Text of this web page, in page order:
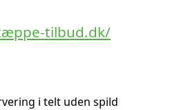
tilbud.dk/
i telt uden spild